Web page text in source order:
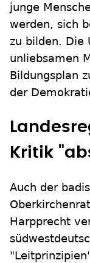
junge
werden, sich
zu bilden. Die
unliebsamen
Bildungsplan
der
Kritik
Auch der
Harpprecht